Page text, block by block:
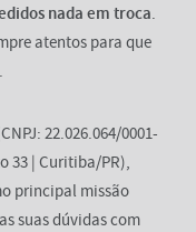
nada em troca.
atentos para que
22.026.064/0001-
33 | Curitiba/PR),
principal missão
suas dúvidas com